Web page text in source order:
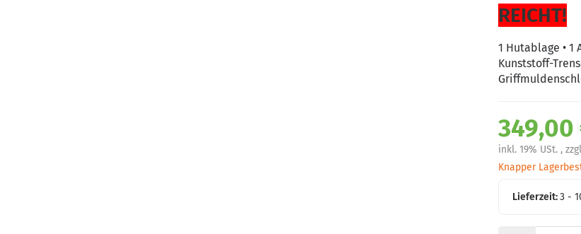
REICHT!
1 Hutablage • 1
Kunststoff-
349,00
inkl. 19% USt. ,
Knapper
Lieferzeit:3 -